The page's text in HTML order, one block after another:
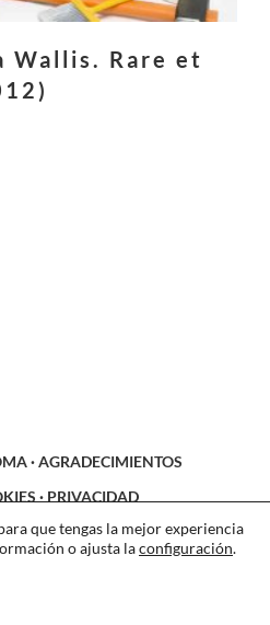
Wallis. Rare et
·AGRADECIMIENTOS
· PRIVACIDAD
que tengas la mejor experiencia
o ajusta laconfiguración.